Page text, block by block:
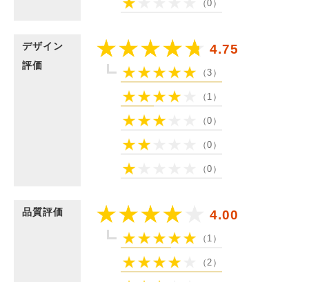
（0）
デザイン
評価
4.75
（3）
（1）
（0）
（0）
（0）
品質評価 4.00
（1）
（2）